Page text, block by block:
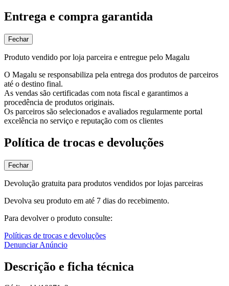
Entrega e compra garantida
Fechar
Produto vendido por loja parceira e entregue pelo Magalu
O Magalu se responsabiliza pela entrega dos produtos de parceiros
até o destino final.
As vendas são certificadas com nota fiscal e garantimos a
procedência de produtos originais.
Os parceiros são selecionados e avaliados regularmente portal
excelência no serviço e reputação com os clientes
Política de trocas e devoluções
Fechar
Devolução gratuita para produtos vendidos por lojas parceiras
Devolva seu produto em até 7 dias do recebimento.
Para devolver o produto consulte:
Políticas de trocas e devoluções
Denunciar Anúncio
Descrição e ficha técnica